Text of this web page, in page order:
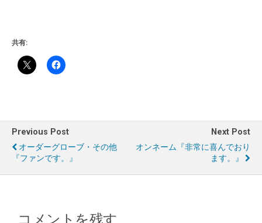
共有:
Previous Post
オーダーグローブ・その他
『ファンです。』
Next Post
オンネーム『非常に喜んでおり
ます。』
コメントを残す